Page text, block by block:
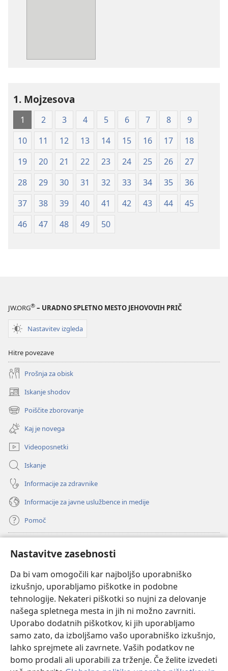
Nastavitve zasebnosti
Da bi vam omogočili kar najboljšo uporabniško
izkušnjo, uporabljamo piškotke in podobne
tehnologije. Nekateri piškotki so nujni za delovanje
našega spletnega mesta in jih ni možno zavrniti.
Uporabo dodatnih piškotkov, ki jih uporabljamo
samo zato, da izboljšamo vašo uporabniško izkušnjo,
lahko sprejmete ali zavrnete. Vaših podatkov ne
bomo prodali ali uporabili za trženje. Če želite izvedeti
(izdano 2009)
1. Mojzesova
1 2 3 4 5 6 7 8
9
10
11 12 13 14 15 16 17
18
19
20 21 22 23 24 25 26
27
28
29 30 31 32 33 34 35
36
37
38 39 40 41 42 43 44
45
46
47 48 49 50
JW.ORG® – URADNO SPLETNO MESTO JEHOVOVIH PRIČ
Nastavitev izgleda
Hitre povezave
Prošnja za obisk
Iskanje shodov
(odpre
novo
okno)
Poiščite zborovanje
(odpre
novo
okno)
Kaj je novega
Videoposnetki
Iskanje
Informacije za zdravnike
Informacije za javne uslužbence in medije
Pomoč
(odpre
novo
okno) Watchtowerjeva SPLETNA KNJIŽNICA™
(odpre
novo
okno) JW Hub
(odpre
novo
okno)JW Library
Watchtower Library